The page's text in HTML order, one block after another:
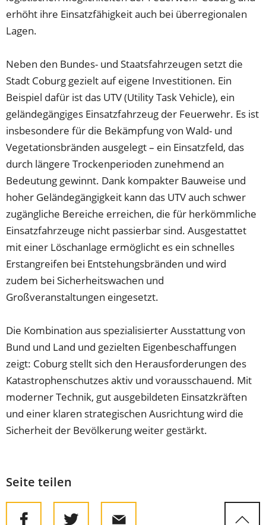
erhöht ihre Einsatzfähigkeit auch bei überregionalen
Lagen.
Neben den Bundes- und Staatsfahrzeugen setzt die
Stadt Coburg gezielt auf eigene Investitionen. Ein
Beispiel dafür ist das UTV (Utility Task Vehicle), ein
geländegängiges Einsatzfahrzeug der Feuerwehr. Es ist
insbesondere für die Bekämpfung von Wald- und
Vegetationsbränden ausgelegt – ein Einsatzfeld, das
durch längere Trockenperioden zunehmend an
Bedeutung gewinnt. Dank kompakter Bauweise und
hoher Geländegängigkeit kann das UTV auch schwer
zugängliche Bereiche erreichen, die für herkömmliche
Einsatzfahrzeuge nicht passierbar sind. Ausgestattet
mit einer Löschanlage ermöglicht es ein schnelles
Erstangreifen bei Entstehungsbränden und wird
zudem bei Sicherheitswachen und
Großveranstaltungen eingesetzt.
Die Kombination aus spezialisierter Ausstattung von
Bund und Land und gezielten Eigenbeschaffungen
zeigt: Coburg stellt sich den Herausforderungen des
Katastrophenschutzes aktiv und vorausschauend. Mit
moderner Technik, gut ausgebildeten Einsatzkräften
und einer klaren strategischen Ausrichtung wird die
Sicherheit der Bevölkerung weiter gestärkt.
Seite teilen